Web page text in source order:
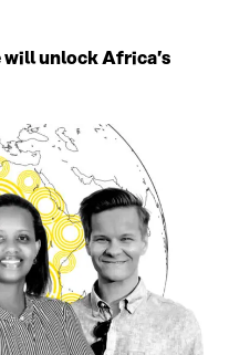
will unlock Africa’s